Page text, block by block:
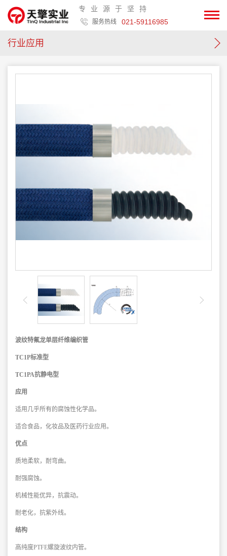
专业源于坚持
服务热线 021-59116985
行业应用
波纹特氟龙单层纤维编织管
TC1P标准型
TC1PA抗静电型
应用
适用几乎所有的腐蚀性化学品。
适合食品，化妆品及医药行业应用。
优点
质地柔软，耐弯曲。
耐强腐蚀。
机械性能优异，抗震动。
耐老化，抗紫外线。
结构
高纯度PTFE螺旋波纹内管。